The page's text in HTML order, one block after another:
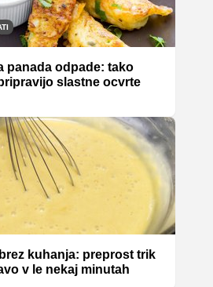
panada odpade: tako
slastne ocvrte
kuhanja: preprost trik
v le nekaj minutah